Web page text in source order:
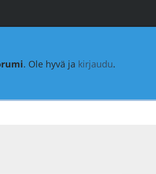
. Ole hyvä ja kirjaudu.